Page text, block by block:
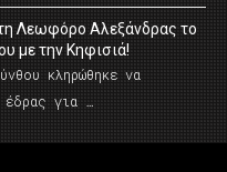
Λεωφόρο Αλεξάνδρας το
με την Κηφισιά!
κληρώθηκε να
έδρας για …